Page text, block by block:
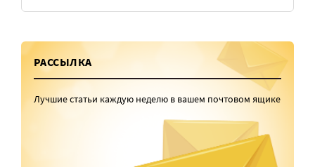
РАССЫЛКА
Лучшие статьи каждую неделю в вашем почтовом ящике